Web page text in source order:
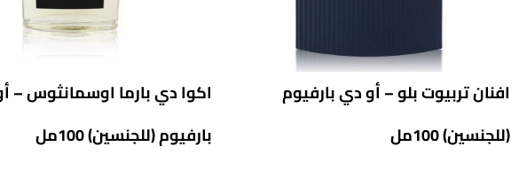
افنان تربيوت بلو – أو دي بارفيوم
(للجنسين) 100مل
اكوا دي بارما اوسمانثوس –
بارفيوم (للجنسين) 100مل